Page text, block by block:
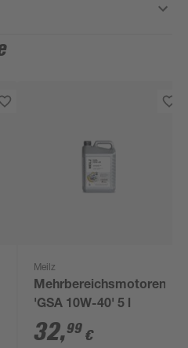
Meilz
Mehrbereichsmotorenöl
'GSA 10W-40' 5 l
32,99 €